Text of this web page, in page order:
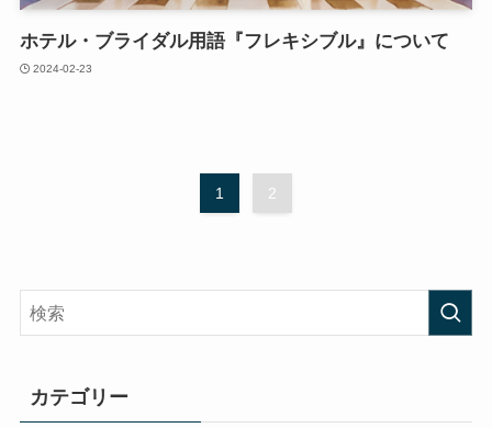
ホテル・ブライダル用語『フレキシブル』について
2024-02-23
1 2
カテゴリー